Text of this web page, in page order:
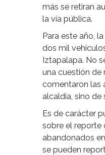
más se retiran
la vía pública.
Para este año,
dos mil
Iztapalapa. No
una cuestión de
comentaron las
alcaldía, sino de
Es de carácter
sobre el reporte
abandonados
se pueden